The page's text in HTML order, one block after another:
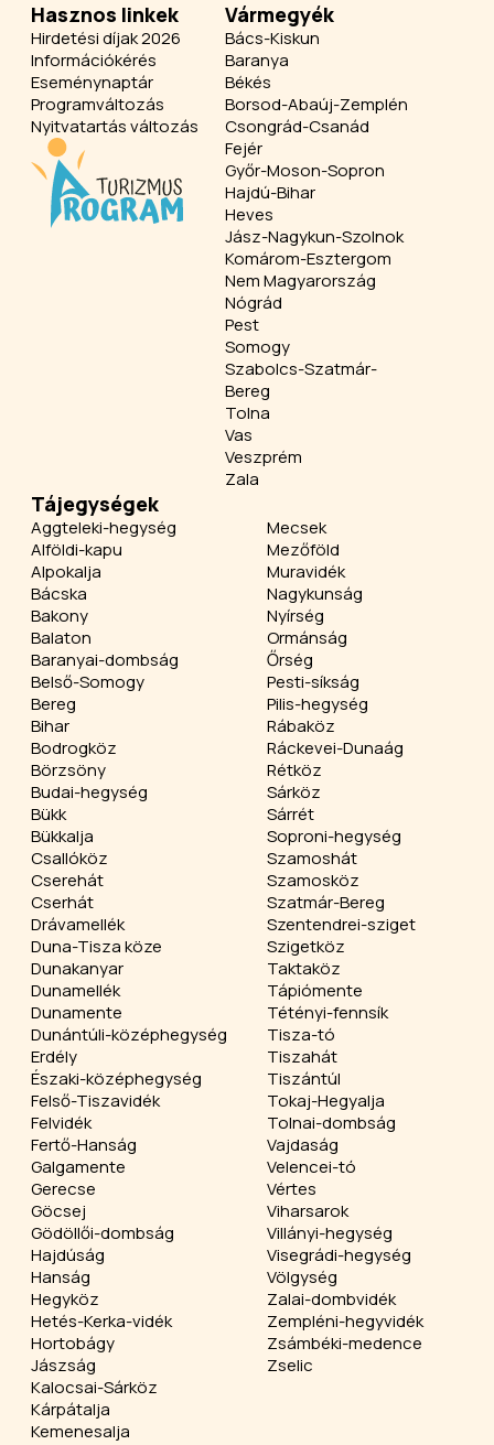
Hasznos linkek
Hirdetési díjak 2026
Információkérés
Eseménynaptár
Programváltozás
Nyitvatartás változás
Vármegyék
Bács-Kiskun
Baranya
Békés
Borsod-Abaúj-Zemplén
Csongrád-Csanád
Fejér
Győr-Moson-Sopron
Hajdú-Bihar
Heves
Jász-Nagykun-Szolnok
Komárom-Esztergom
Nem Magyarország
Nógrád
Pest
Somogy
Szabolcs-Szatmár-
Bereg
Tolna
Vas
Veszprém
Zala
Tájegységek
Aggteleki-hegység
Alföldi-kapu
Alpokalja
Bácska
Bakony
Balaton
Baranyai-dombság
Belső-Somogy
Bereg
Bihar
Bodrogköz
Börzsöny
Budai-hegység
Bükk
Bükkalja
Csallóköz
Cserehát
Cserhát
Drávamellék
Duna-Tisza köze
Dunakanyar
Dunamellék
Dunamente
Dunántúli-középhegység
Erdély
Északi-középhegység
Felső-Tiszavidék
Felvidék
Fertő-Hanság
Galgamente
Gerecse
Göcsej
Gödöllői-dombság
Hajdúság
Hanság
Hegyköz
Hetés-Kerka-vidék
Hortobágy
Jászság
Kalocsai-Sárköz
Kárpátalja
Kemenesalja
Mecsek
Mezőföld
Muravidék
Nagykunság
Nyírség
Ormánság
Őrség
Pesti-síkság
Pilis-hegység
Rábaköz
Ráckevei-Dunaág
Rétköz
Sárköz
Sárrét
Soproni-hegység
Szamoshát
Szamosköz
Szatmár-Bereg
Szentendrei-sziget
Szigetköz
Taktaköz
Tápiómente
Tétényi-fennsík
Tisza-tó
Tiszahát
Tiszántúl
Tokaj-Hegyalja
Tolnai-dombság
Vajdaság
Velencei-tó
Vértes
Viharsarok
Villányi-hegység
Visegrádi-hegység
Völgység
Zalai-dombvidék
Zempléni-hegyvidék
Zsámbéki-medence
Zselic